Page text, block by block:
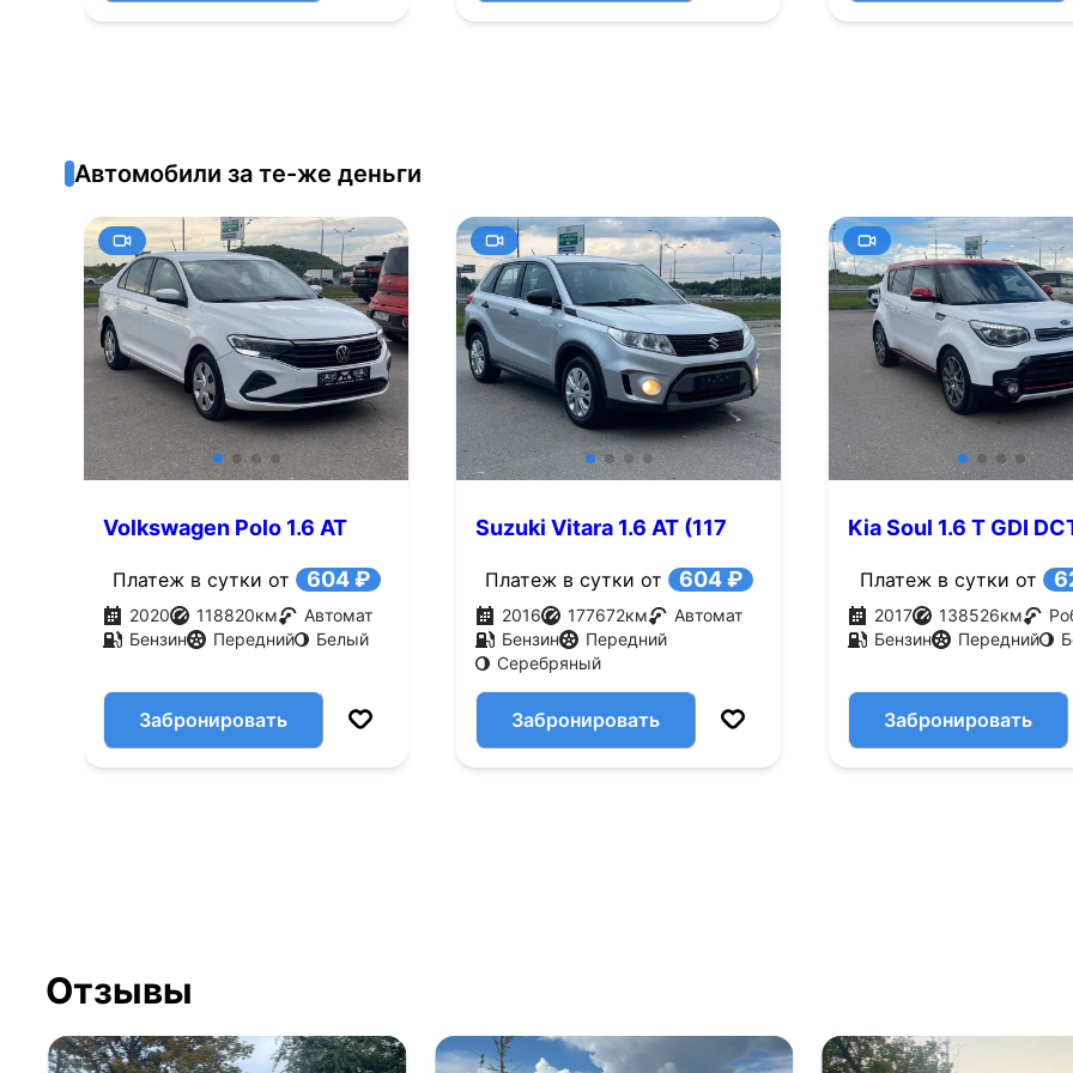
Автомобили за те-же деньги
Volkswagen Polo 1.6 AT
Платеж в сутки от 604 ₽
2020 118820км
Автомат
Бензин
Передний Белый
Забронировать
Suzuki Vitara 1.6 AT (117
Платеж в сутки от 604 ₽
2016 177672км
Автомат
Бензин
Передний
Серебряный
Забронировать
Kia Soul 1.6 T GDI
Платеж в сутки от
2017 138526км
Бензин
Передний
Забронировать
Отзывы